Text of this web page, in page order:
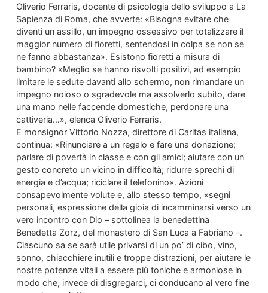
Oliverio Ferraris, docente di psicologia dello sviluppo a La
Sapienza di Roma, che avverte: «Bisogna evitare che
diventi un assillo, un impegno ossessivo per totalizzare il
maggior numero di fioretti, sentendosi in colpa se non se
ne fanno abbastanza». Esistono fioretti a misura di
bambino? «Meglio se hanno risvolti positivi, ad esempio
limitare le sedute davanti allo schermo, non rimandare un
impegno noioso o sgradevole ma assolverlo subito, dare
una mano nelle faccende domestiche, perdonare una
cattiveria…», elenca Oliverio Ferraris.
E monsignor Vittorio Nozza, direttore di Caritas italiana,
continua: «Rinunciare a un regalo e fare una donazione;
parlare di povertà in classe e con gli amici; aiutare con un
gesto concreto un vicino in difficoltà; ridurre sprechi di
energia e d’acqua; riciclare il telefonino». Azioni
consapevolmente volute e, allo stesso tempo, «segni
personali, espressione della gioia di incamminarsi verso un
vero incontro con Dio – sottolinea la benedettina
Benedetta Zorz, del monastero di San Luca a Fabriano –.
Ciascuno sa se sarà utile privarsi di un po’ di cibo, vino,
sonno, chiacchiere inutili e troppe distrazioni, per aiutare le
nostre potenze vitali a essere più toniche e armoniose in
modo che, invece di disgregarci, ci conducano al vero fine